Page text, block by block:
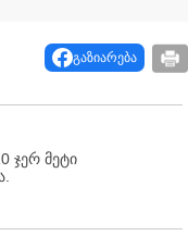
გაზიარება
ჯერ მეტი